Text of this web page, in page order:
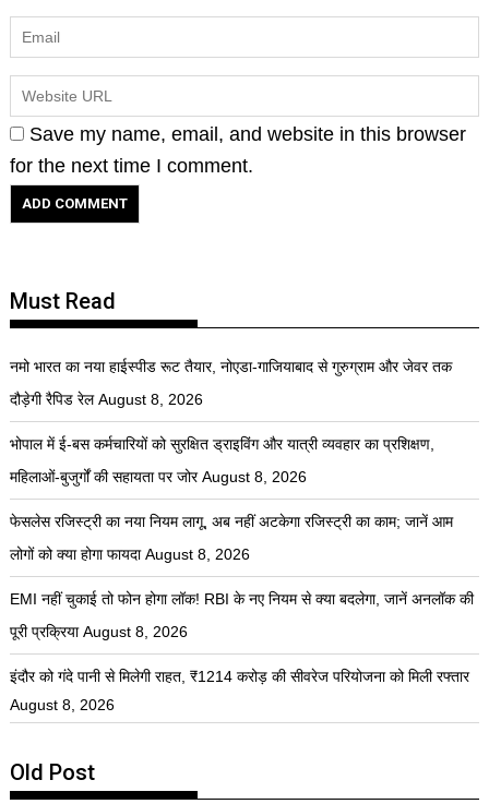
Save my name, email, and website in this browser
for the next time I comment.
Must Read
नमो भारत का नया हाईस्पीड रूट तैयार, नोएडा-गाजियाबाद से गुरुग्राम और जेवर तक
दौड़ेगी रैपिड रेल August 8, 2026
भोपाल में ई-बस कर्मचारियों को सुरक्षित ड्राइविंग और यात्री व्यवहार का प्रशिक्षण,
महिलाओं-बुजुर्गों की सहायता पर जोर August 8, 2026
फेसलेस रजिस्ट्री का नया नियम लागू, अब नहीं अटकेगा रजिस्ट्री का काम; जानें आम
लोगों को क्या होगा फायदा August 8, 2026
EMI नहीं चुकाई तो फोन होगा लॉक! RBI के नए नियम से क्या बदलेगा, जानें अनलॉक की
पूरी प्रक्रिया August 8, 2026
इंदौर को गंदे पानी से मिलेगी राहत, ₹1214 करोड़ की सीवरेज परियोजना को मिली रफ्तार
August 8, 2026
Old Post